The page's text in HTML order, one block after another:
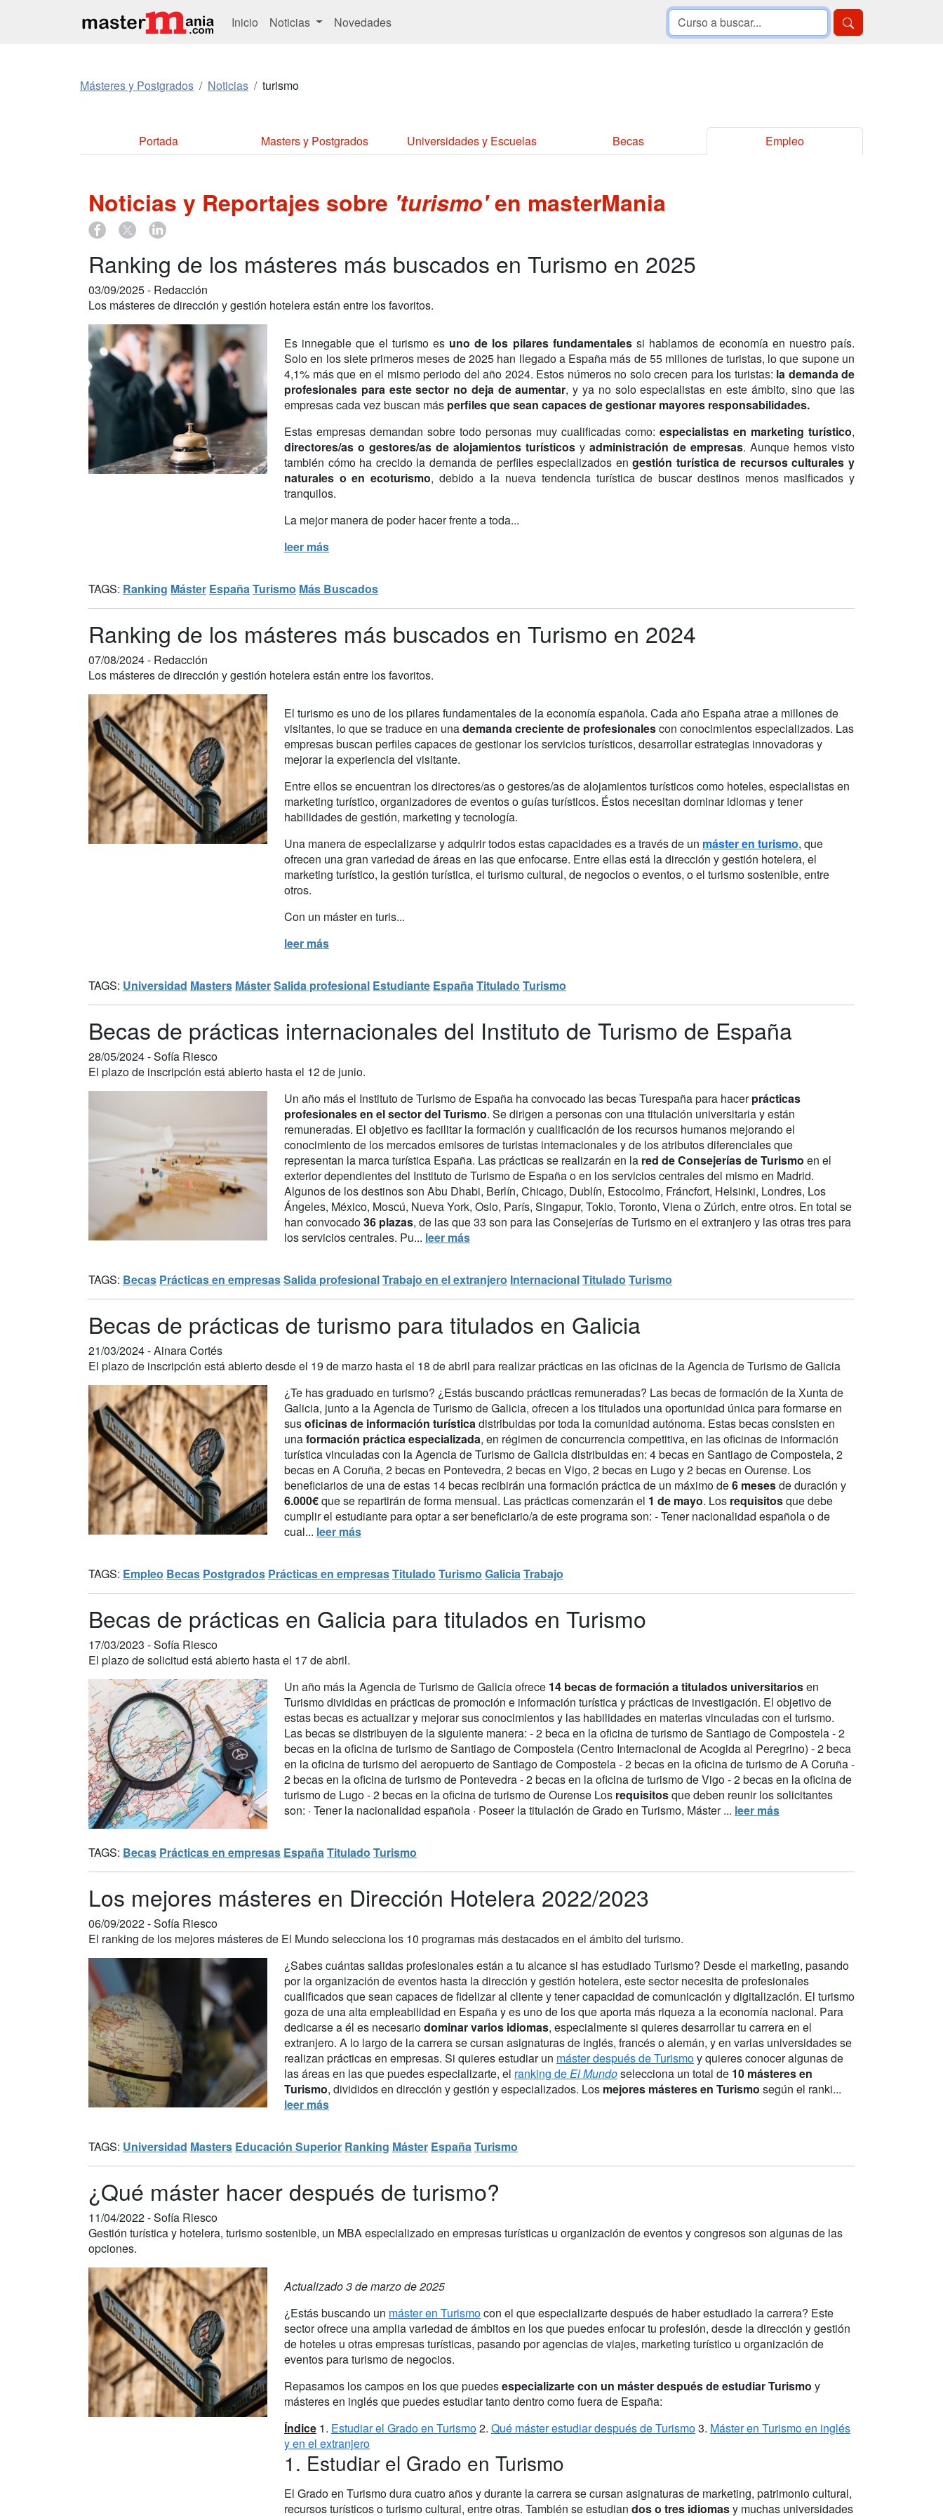
Inicio Noticias Novedades
Másteres y Postgrados Noticias turismo
Portada Masters y Postgrados Universidades y Escuelas Becas Empleo
Noticias y Reportajes sobre 'turismo'en masterMania
Ranking de los másteres más buscados en Turismo en 2025
03/09/2025 - Redacción
Los másteres de dirección y gestión hotelera están entre los favoritos.
Es innegable que el turismo es uno de los pilares fundamentalessi hablamos de economía en nuestro país.
Solo en los siete primeros meses de 2025 han llegado a España más de 55 millones de turistas, lo que supone un
4,1% más que en el mismo periodo del año 2024. Estos números no solo crecen para los turistas: la demanda de
profesionales para este sector no deja de aumentar, y ya no solo especialistas en este ámbito, sino que las
empresas cada vez buscan más perfiles que sean capaces de gestionar mayores responsabilidades.
Estas empresas demandan sobre todo personas muy cualificadas como: especialistas en marketing turístico,
directores/as o gestores/as de alojamientos turísticos y administración de empresas. Aunque hemos visto
también cómo ha crecido la demanda de perfiles especializados engestión turística de recursos culturales y
naturales o en ecoturismo, debido a la nueva tendencia turística de buscar destinos menos masificados y
tranquilos.
La mejor manera de poder hacer frente a toda...
leer más
TAGS: Ranking Máster EspañaTurismo Más Buscados
Ranking de los másteres más buscados en Turismo en 2024
07/08/2024 - Redacción
Los másteres de dirección y gestión hotelera están entre los favoritos.
El turismo es uno de los pilares fundamentales de la economía española. Cada año España atrae a millones de
visitantes, lo que se traduce en unademanda creciente de profesionalescon conocimientos especializados. Las
empresas buscan perfiles capaces de gestionar los servicios turísticos, desarrollar estrategias innovadoras y
mejorar la experiencia del visitante.
Entre ellos se encuentran los directores/as o gestores/as de alojamientos turísticos como hoteles, especialistas en
marketing turístico, organizadores de eventos o guías turísticos. Éstos necesitan dominar idiomas y tener
habilidades de gestión, marketing y tecnología.
Una manera de especializarse y adquirir todos estas capacidades es a través de un máster en turismo, que
ofrecen una gran variedad de áreas en las que enfocarse. Entre ellas está la dirección y gestión hotelera, el
marketing turístico, la gestión turística, el turismo cultural, de negocios o eventos, o el turismo sostenible, entre
otros.
Con un máster en turis...
leer más
TAGS: Universidad Masters MásterSalida profesional Estudiante EspañaTitulado Turismo
Becas de prácticas internacionales del Instituto de Turismo de España
28/05/2024 -Sofía Riesco
El plazo de inscripción está abierto hasta el 12 de junio.
Un año más el Instituto de Turismo de España ha convocado las becas Turespaña para hacerprácticas
profesionales en el sector del Turismo. Se dirigen a personas con una titulación universitaria y están
remuneradas. El objetivo es facilitar la formación y cualificación de los recursos humanos mejorando el
conocimiento de los mercados emisores de turistas internacionales y de los atributos diferenciales que
representan la marca turística España. Las prácticas se realizarán en la red de Consejerías de Turismo en el
exterior dependientes del Instituto de Turismo de España o en los servicios centrales del mismo en Madrid.
Algunos de los destinos son Abu Dhabi, Berlín, Chicago, Dublín, Estocolmo, Fráncfort, Helsinki, Londres, Los
Ángeles, México, Moscú, Nueva York, Oslo, París, Singapur, Tokio, Toronto, Viena o Zúrich, entre otros. En total se
han convocado36 plazas, de las que 33 son para las Consejerías de Turismo en el extranjero y las otras tres para
los servicios centrales. Pu... leer más
TAGS: Becas Prácticas en empresasSalida profesionalTrabajo en el extranjero InternacionalTitulado Turismo
Becas de prácticas de turismo para titulados en Galicia
21/03/2024 -Ainara Cortés
El plazo de inscripción está abierto desde el 19 de marzo hasta el 18 de abril para realizar prácticas en las oficinas de la Agencia de Turismo de Galicia
¿Te has graduado en turismo? ¿Estás buscando prácticas remuneradas? Las becas de formación de la Xunta de
Galicia, junto a la Agencia de Turismo de Galicia, ofrecen a los titulados una oportunidad única para formarse en
susoficinas de información turísticadistribuidas por toda la comunidad autónoma. Estas becas consisten en
unaformación práctica especializada, en régimen de concurrencia competitiva, en las oficinas de información
turística vinculadas con la Agencia de Turismo de Galicia distribuidas en: 4 becas en Santiago de Compostela, 2
becas en A Coruña, 2 becas en Pontevedra, 2 becas en Vigo, 2 becas en Lugo y 2 becas en Ourense. Los
beneficiarios de una de estas 14 becas recibirán una formación práctica de un máximo de6 mesesde duración y
6.000€que se repartirán de forma mensual. Las prácticas comenzarán el 1 de mayo. Los requisitosque debe
cumplir el estudiante para optar a ser beneficiario/a de este programa son: - Tener nacionalidad española o de
cual... leer más
TAGS: Empleo Becas Postgrados Prácticas en empresasTitulado Turismo GaliciaTrabajo
Becas de prácticas en Galicia para titulados en Turismo
17/03/2023 -Sofía Riesco
El plazo de solicitud está abierto hasta el 17 de abril.
Un año más la Agencia de Turismo de Galicia ofrece 14 becas de formación a titulados universitariosen
Turismo divididas en prácticas de promoción e información turística y prácticas de investigación. El objetivo de
estas becas es actualizar y mejorar sus conocimientos y las habilidades en materias vinculadas con el turismo.
Las becas se distribuyen de la siguiente manera: - 2 beca en la oficina de turismo de Santiago de Compostela - 2
becas en la oficina de turismo de Santiago de Compostela (Centro Internacional de Acogida al Peregrino) - 2 beca
en la oficina de turismo del aeropuerto de Santiago de Compostela - 2 becas en la oficina de turismo de A Coruña -
2 becas en la oficina de turismo de Pontevedra - 2 becas en la oficina de turismo de Vigo - 2 becas en la oficina de
turismo de Lugo - 2 becas en la oficina de turismo de Ourense Los requisitosque deben reunir los solicitantes
son: · Tener la nacionalidad española · Poseer la titulación de Grado en Turismo, Máster ... leer más
TAGS: Becas Prácticas en empresas EspañaTitulado Turismo
Los mejores másteres en Dirección Hotelera 2022/2023
06/09/2022 -Sofía Riesco
El ranking de los mejores másteres de El Mundo selecciona los 10 programas más destacados en el ámbito del turismo.
¿Sabes cuántas salidas profesionales están a tu alcance si has estudiado Turismo? Desde el marketing, pasando
por la organización de eventos hasta la dirección y gestión hotelera, este sector necesita de profesionales
cualificados que sean capaces de fidelizar al cliente y tener capacidad de comunicación y digitalización. El turismo
goza de una alta empleabilidad en España y es uno de los que aporta más riqueza a la economía nacional. Para
dedicarse a él es necesariodominar varios idiomas, especialmente si quieres desarrollar tu carrera en el
extranjero. A lo largo de la carrera se cursan asignaturas de inglés, francés o alemán, y en varias universidades se
realizan prácticas en empresas. Si quieres estudiar un máster después de Turismoy quieres conocer algunas de
las áreas en las que puedes especializarte, el ranking deEl Mundoselecciona un total de 10 másteres en
Turismo, divididos en dirección y gestión y especializados. Los mejores másteres en Turismo según el ranki...
leer más
TAGS: Universidad Masters Educación Superior Ranking Máster EspañaTurismo
¿Qué máster hacer después de turismo?
11/04/2022 -Sofía Riesco
Gestión turística y hotelera, turismo sostenible, un MBA especializado en empresas turísticas u organización de eventos y congresos son algunas de las
opciones.
Actualizado 3 de marzo de 2025
¿Estás buscando un máster en Turismocon el que especializarte después de haber estudiado la carrera? Este
sector ofrece una amplia variedad de ámbitos en los que puedes enfocar tu profesión, desde la dirección y gestión
de hoteles u otras empresas turísticas, pasando por agencias de viajes, marketing turístico u organización de
eventos para turismo de negocios.
Repasamos los campos en los que puedesespecializarte con un máster después de estudiar Turismo y
másteres en inglés que puedes estudiar tanto dentro como fuera de España:
Índice 1. Estudiar el Grado en Turismo2. Qué máster estudiar después de Turismo3. Máster en Turismo en inglés
y en el extranjero
1. Estudiar el Grado en Turismo
El Grado en Turismo dura cuatro años y durante la carrera se cursan asignaturas de marketing, patrimonio cultural,
recursos turísticos o turismo cultural, entre otras. También se estudian dos o tres idiomasy muchas universidades